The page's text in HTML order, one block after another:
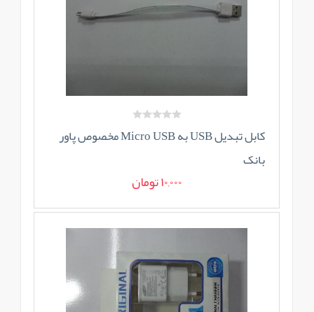
کابل تبدیل USB به Micro USB مخصوص پاور
بانک
10,000 تومان